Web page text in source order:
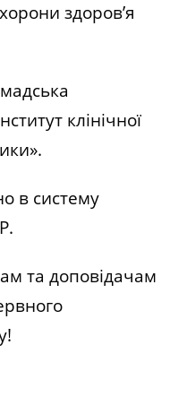
здоров’я
клінічної
в систему
та доповідачам